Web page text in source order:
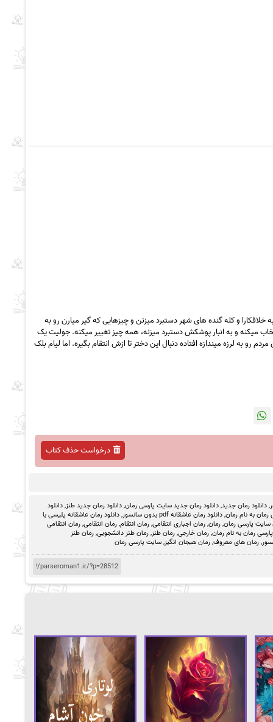
و کله گنده های شهر دستبرد میزنن و چیزهایی که گیر میارن رو به
میکنه و به انبار پوشکش دستبرد میزنه، همه چیز تغییر میکنه. جولیت یک
به لرزه میندازه افتاده دنبال این دختر تا ازش انتقام بگیره. اما لیام بلک
درخواست حذف کتاب
,دانلود رمان جدید,دانلود رمان جدید سایت پارسی رمان,دانلود رمان جدید طنز,دانلود
رمان به نام رمان,دانلود رمان عاشقانه pdf بدون سانسور ,دانلود رمان عاشقانه پلیسی با
سایت پارسی رمان,رمان,رمان اجباری انتقامی,رمان انتقام,رمان انتقامی,رمان انتقامی
رمان به نام رمان,رمان خارجی,رمان طنز,رمان طنز دانشجویی,رمان طنز
,رمان های معروف,رمان هیجان انگیز,سایت پارسی رمان